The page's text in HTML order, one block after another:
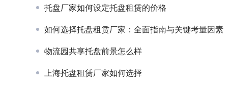
托盘厂家如何设定托盘租赁的价格
如何选择托盘租赁厂家：全面指南与关键考量因素
物流园共享托盘前景怎么样
上海托盘租赁厂家如何选择